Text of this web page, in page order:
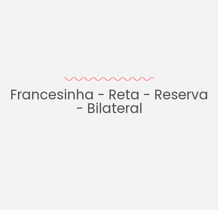
Francesinha - Reta - Reserva
- Bilateral